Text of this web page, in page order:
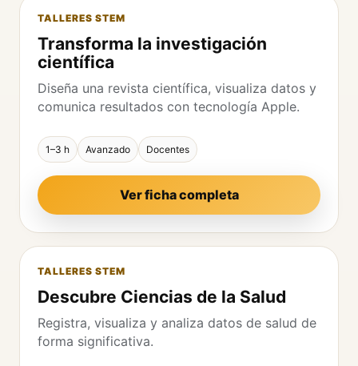
TALLERES STEM
Transforma la investigación
científica
Diseña una revista científica, visualiza datos y
comunica resultados con tecnología Apple.
1–3 h Avanzado Docentes
Ver ficha completa
TALLERES STEM
Descubre Ciencias de la Salud
Registra, visualiza y analiza datos de salud de
forma significativa.